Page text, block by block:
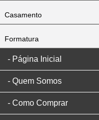
Casamento
Formatura
Página Inicial
Quem Somos
Como Comprar